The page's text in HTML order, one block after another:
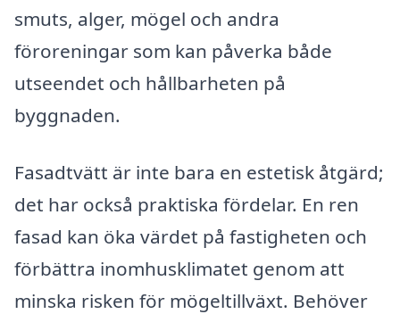
smuts, alger, mögel och andra
föroreningar som kan påverka både
utseendet och hållbarheten på
byggnaden.
Fasadtvätt är inte bara en estetisk åtgärd;
det har också praktiska fördelar. En ren
fasad kan öka värdet på fastigheten och
förbättra inomhusklimatet genom att
minska risken för mögeltillväxt. Behöver